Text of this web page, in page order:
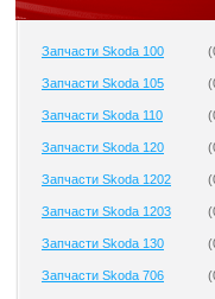
Запчасти Skoda 100 (
Запчасти Skoda 105 (
Запчасти Skoda 110 (
Запчасти Skoda 120 (
Запчасти Skoda 1202 (
Запчасти Skoda 1203 (
Запчасти Skoda 130 (
Запчасти Skoda 706 (